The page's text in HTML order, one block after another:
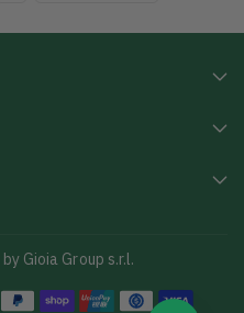
by Gioia Group s.r.l.
M